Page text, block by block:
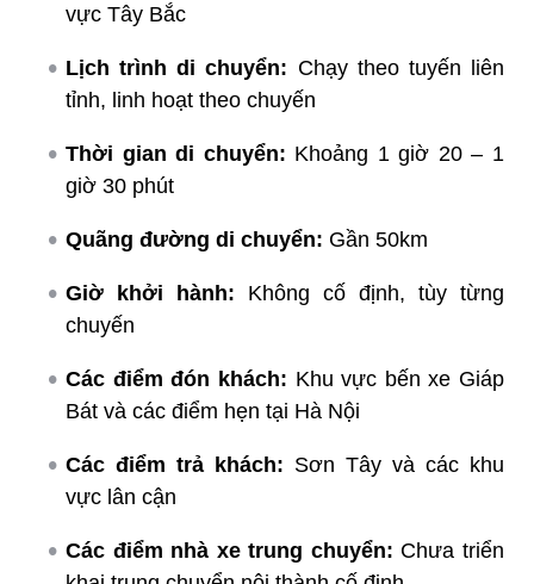
vực Tây Bắc
Lịch trình di chuyển: Chạy theo tuyến liên
tỉnh, linh hoạt theo chuyến
Thời gian di chuyển: Khoảng 1 giờ 20 – 1
giờ 30 phút
Quãng đường di chuyển: Gần 50km
Giờ khởi hành: Không cố định, tùy từng
chuyến
Các điểm đón khách: Khu vực bến xe Giáp
Bát và các điểm hẹn tại Hà Nội
Các điểm trả khách: Sơn Tây và các khu
vực lân cận
Các điểm nhà xe trung chuyển: Chưa triển